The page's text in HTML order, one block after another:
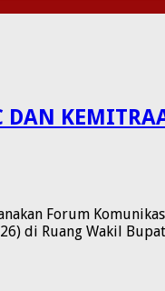
Forum
di Ruang Wakil